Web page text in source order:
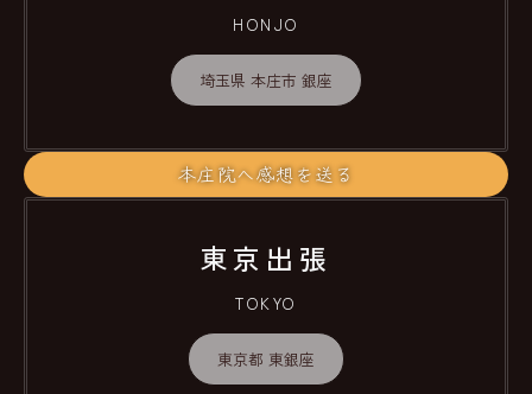
HONJO
埼玉県 本庄市 銀座
本庄院へ感想を送る
東京出張
TOKYO
東京都 東銀座